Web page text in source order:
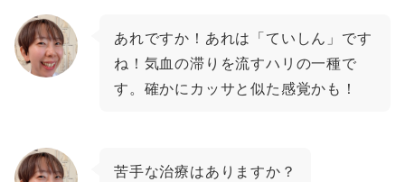
あれですか！あれは「ていしん」です
ね！気血の滞りを流すハリの一種で
す。確かにカッサと似た感覚かも！
苦手な治療はありますか？